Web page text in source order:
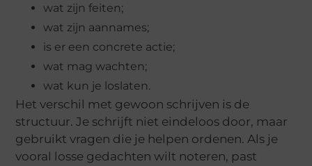
wat zijn feiten;
wat zijn aannames;
is er een concrete actie;
wat mag wachten;
wat kun je loslaten.
Het verschil met gewoon schrijven is de
structuur. Je schrijft niet eindeloos door, maar
gebruikt vragen die je helpen ordenen. Als je
vooral losse gedachten wilt noteren, past